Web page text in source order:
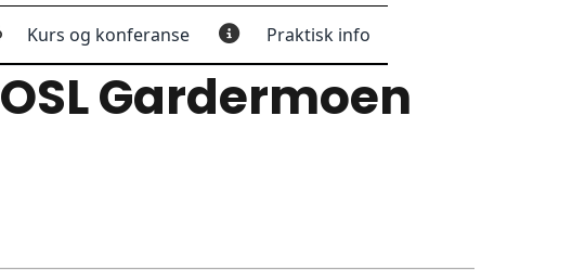
Kurs og konferanse Praktisk info
OSL Gardermoen